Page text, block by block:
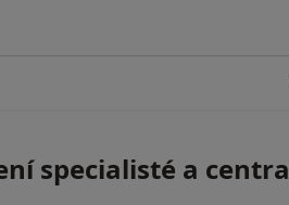
specialisté a centra